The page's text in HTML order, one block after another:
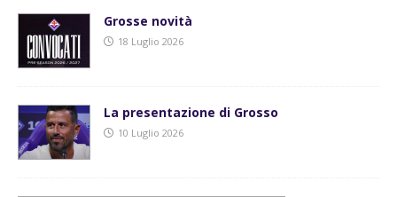
Grosse novità
18 Luglio 2026
La presentazione di Grosso
10 Luglio 2026